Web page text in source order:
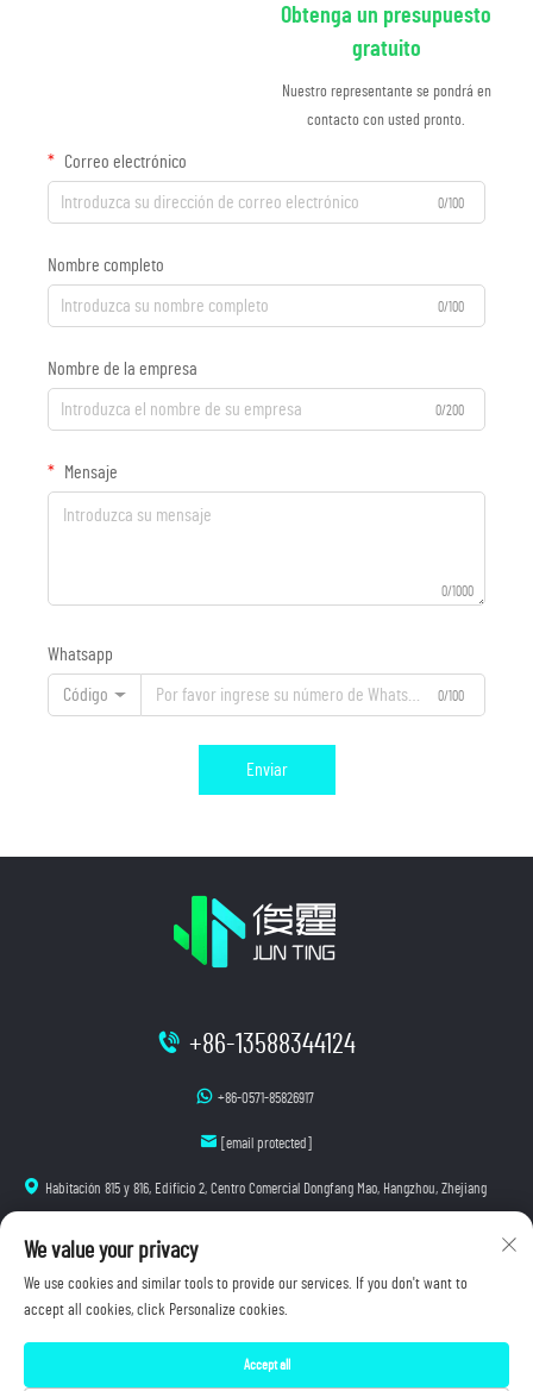
Obtenga un presupuesto
gratuito
Nuestro representante se pondrá en
contacto con usted pronto.
Correo electrónico
0/100
Nombre completo
0/100
Nombre de la empresa
0/200
Mensaje
0/1000
Whatsapp
Código 0/100
Enviar
+86-13588344124
+86-0571-85826917
[email protected]
Habitación 815 y 816, Edificio 2, Centro Comercial Dongfang Mao, Hangzhou, Zhejiang
Política de privacidad
We value your privacy
We use cookies and similar tools to provide our services. If you don't want to
accept all cookies, click Personalize cookies.
Accept all